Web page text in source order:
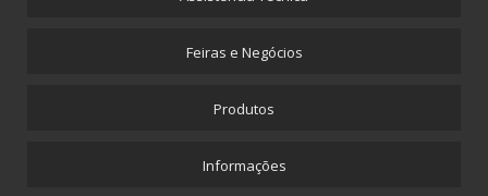
Máquina para Propé Plástico com Elástico
Picotadeira - Saco Picotado em Rolo
Feiras e Negócios
Produtos
Informações